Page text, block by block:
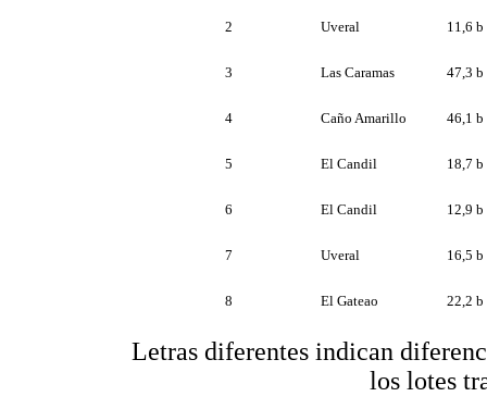
2 Uveral 11,6 b
3 Las Caramas 47,3 b
4 Caño Amarillo 46,1 b
5 El Candil 18,7 b
6 El Candil 12,9 b
7 Uveral 16,5 b
8 El Gateao 22,2 b
Letras diferentes indican
los lotes